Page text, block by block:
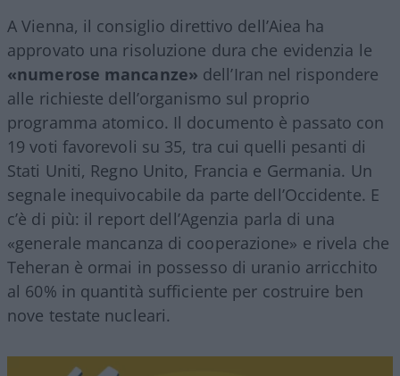
A Vienna, il consiglio direttivo dell’Aiea ha
approvato una risoluzione dura che evidenzia le
«numerose mancanze» dell’Iran nel rispondere
alle richieste dell’organismo sul proprio
programma atomico. Il documento è passato con
19 voti favorevoli su 35, tra cui quelli pesanti di
Stati Uniti, Regno Unito, Francia e Germania. Un
segnale inequivocabile da parte dell’Occidente. E
c’è di più: il report dell’Agenzia parla di una
«generale mancanza di cooperazione» e rivela che
Teheran è ormai in possesso di uranio arricchito
al 60% in quantità sufficiente per costruire ben
nove testate nucleari.